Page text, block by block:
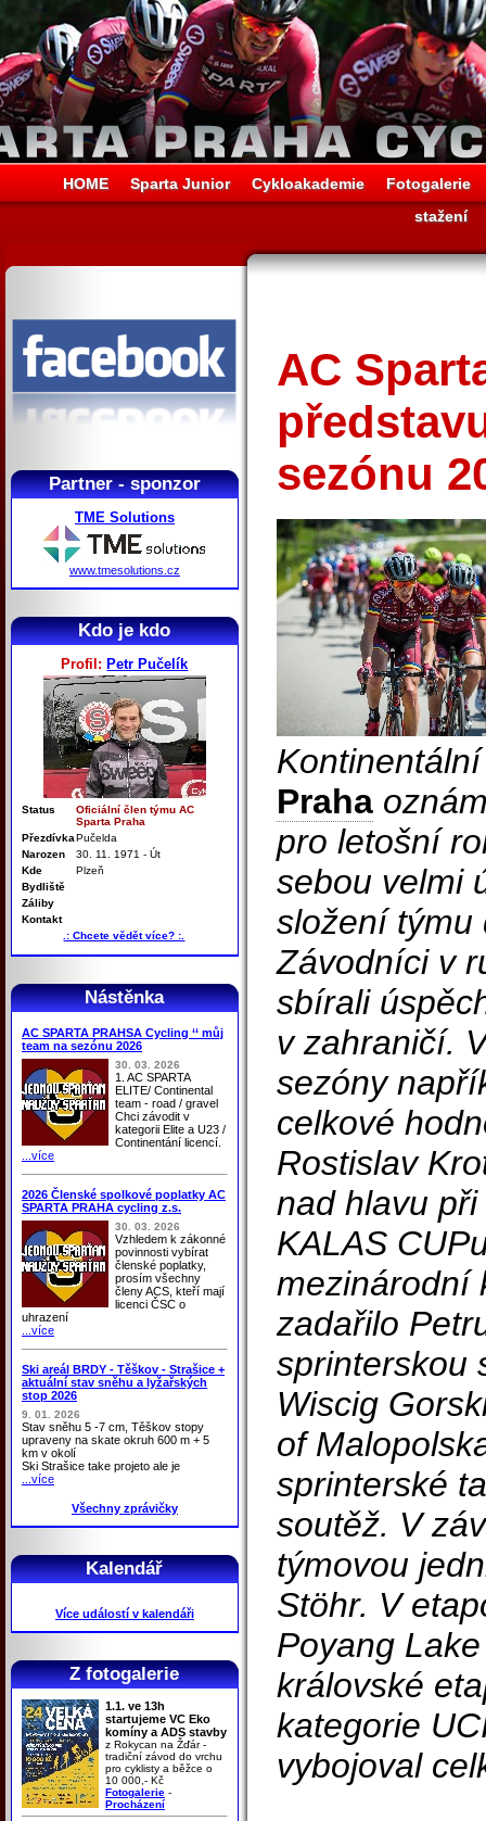
HOME Sparta Junior Cykloakademie
Fotogalerie
stažení
Partner - sponzor
TME Solutions
www.tmesolutions.cz
Kdo je kdo
Profil: Petr Pučelík
Status
Oficiální člen týmu AC
Sparta Praha
PřezdívkaPučelda
Narozen
30. 11. 1971 - Út
Kde
Plzeň
Bydliště
Záliby
Kontakt
.: Chcete vědět více? :.
Nástěnka
AC SPARTA PRAHSA Cycling ‘‘ můj
team na sezónu 2026
30. 03. 2026
1. AC SPARTA
ELITE/ Continental
team - road / gravel
Chci závodit v
kategorii Elite a U23 /
Continentání licencí.
...více
2026 Členské spolkové poplatky AC
SPARTA PRAHA cycling z.s.
30. 03. 2026
Vzhledem k zákonné
povinnosti vybírat
členské poplatky,
prosím všechny
členy ACS, kteří mají
licenci ČSC o
uhrazení
...více
Ski areál BRDY - Těškov - Strašice +
aktuální stav sněhu a lyžařských
stop 2026
9. 01. 2026
Stav sněhu 5 -7 cm, Těškov stopy
upraveny na skate okruh 600 m + 5
km v okolí
Ski Strašice take projeto ale je
...více
Všechny zprávičky
Kalendář
Více událostí v kalendáři
Z fotogalerie
1.1. ve 13h
startujeme VC Eko
komíny a ADS stavby
z Rokycan na Žďár -
tradiční závod do vrchu
pro cyklisty a běžce o
10 000,- Kč
Fotogalerie -
Procházení
AC
sezónu
Praha
pro letošní
sebou velmi
složení týmu
Závodníci v
sbírali
v zahraničí.
sezóny
celkové
Rostislav
nad hlavu
KALAS
mezinárodní
zadařilo
sprinterskou
Wiscig
of
sprinterské
soutěž. V
týmovou
Stöhr. V
Poyang
královské
kategorie
vybojoval